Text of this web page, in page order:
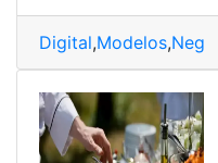
Digital,Modelos,